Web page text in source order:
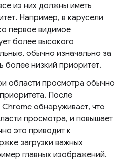
из них должны иметь
Например, в карусели
первое видимое
более высокого
обычно изначально за
более низкий приоритет.
области просмотра обычно
приоритета. После
обнаруживает, что
просмотра, и повышает
это приводит к
загрузки важных
главных изображений.